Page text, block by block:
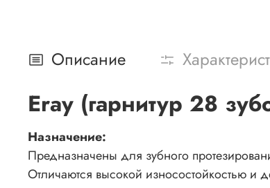
Описание
Eray (гарнитур 28
Назначение:
Предназначены для зубного
Отличаются высокой износостойкостью и